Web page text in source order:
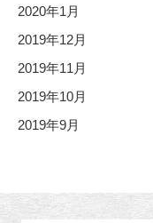
2020年1月
2019年12月
2019年11月
2019年10月
2019年9月